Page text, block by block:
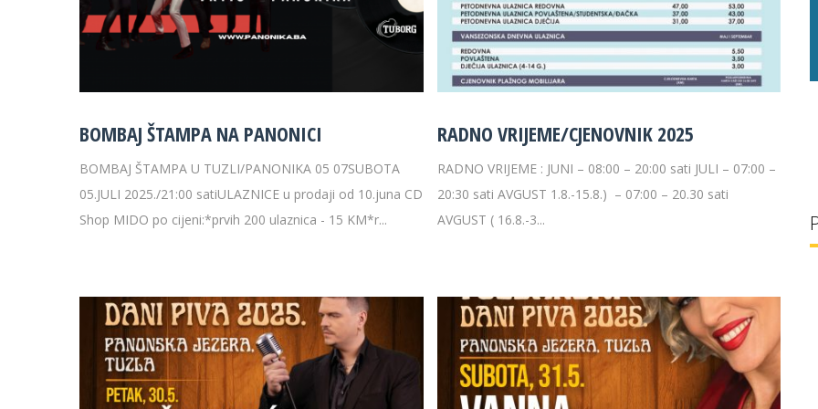
BOMBAJ ŠTAMPA NA PANONICI
BOMBAJ ŠTAMPA U TUZLI/PANONIKA 05 07SUBOTA
05.JULI 2025./21:00 satiULAZNICE u prodaji od 10.juna CD
Shop MIDO po cijeni:*prvih 200 ulaznica - 15 KM*r...
RADNO VRIJEME/CJENOVNIK 2025
RADNO VRIJEME : JUNI – 08:00 – 20:00 sati JULI – 07:00 –
20:30 sati AVGUST 1.8.-15.8.) – 07:00 – 20.30 sati
AVGUST ( 16.8.-3...
29 °C 32 g/l 29 °C 32 g/l